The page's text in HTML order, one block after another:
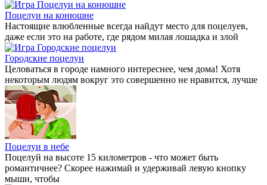
Поцелуи на конюшне
Настоящие влюбленные всегда найдут место для поцелуев,
даже если это на работе, где рядом милая лошадка и злой
Городские поцелуи
Целоваться в городе намного интереснее, чем дома! Хотя
некоторым людям вокруг это совершенно не нравится, лучше
Поцелуи в небе
Поцелуй на высоте 15 километров - что может быть
романтичнее? Скорее нажимай и удерживай левую кнопку
мыши, чтобы